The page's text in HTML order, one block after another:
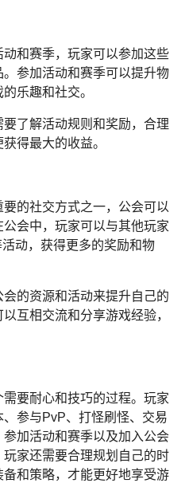
和赛季，玩家可以参加这些
参加活动和赛季可以提升物
乐趣和社交。
了解活动规则和奖励，合理
得最大的收益。
的社交方式之一，公会可以
会中，玩家可以与其他玩家
动，获得更多的奖励和物
的资源和活动来提升自己的
互相交流和分享游戏经验，
要耐心和技巧的过程。玩家
参与PvP、打怪刷怪、交易
加活动和赛季以及加入公会
家还需要合理规划自己的时
和策略，才能更好地享受游